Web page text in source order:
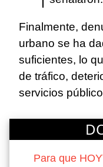
Finalmente,
urbano se ha
suficientes, lo
de tráfico,
servicios
Para que